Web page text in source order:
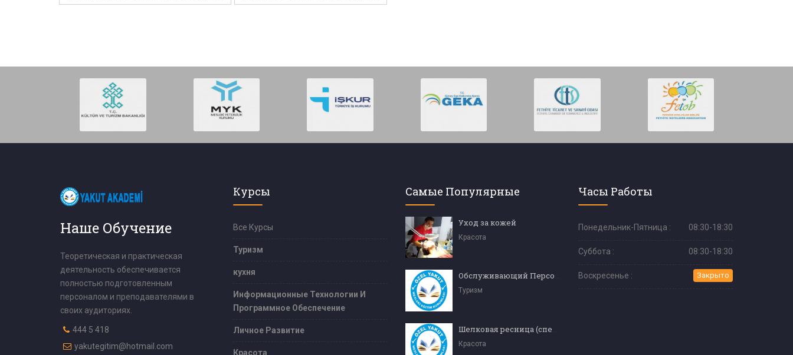
Наше Обучение
Теоретическая и практическая
деятельность обеспечивается
полностью подготовленным
персоналом и преподавателями в
своих аудиториях.
444 5 418
yakutegitim@hotmail.com
Курсы
Все Курсы
Туризм
кухня
Информационные Технологии И
Программное Обеспечение
Личное Развитие
Красота
Самые Популярные
Уход за кожей
Красота
Туризм
Красота
Часы Работы
Понедельник-Пятница : 08:30-18:30
Суббота : 08:30-18:30
Воскресенье : Закрыто